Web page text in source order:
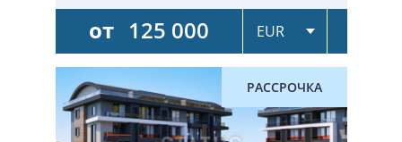
от 125 000
РАССРОЧКА